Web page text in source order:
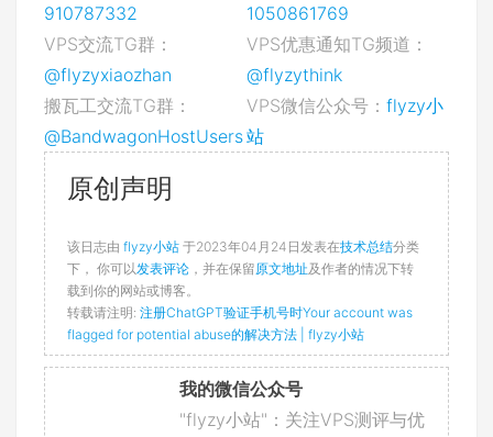
910787332
1050861769
VPS交流TG群：
@flyzyxiaozhan
VPS优惠通知TG频道：
@flyzythink
搬瓦工交流TG群：
@BandwagonHostUsers
VPS微信公众号： flyzy小
站
原创声明
该日志由 flyzy小站 于2023年04月24日发表在技术总结分类
下， 你可以 发表评论 ，并在保留原文地址及作者的情况下转
载到你的网站或博客。
转载请注明: 注册ChatGPT验证手机号时Your account was
flagged for potential abuse的解决方法 | flyzy小站
我的微信公众号
"flyzy小站"：关注VPS测评与优